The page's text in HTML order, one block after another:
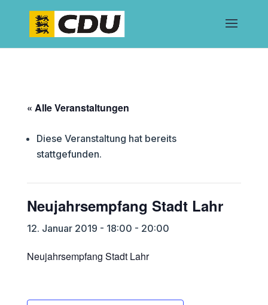
« Alle Veranstaltungen
Diese Veranstaltung hat bereits
stattgefunden.
Neujahrsempfang Stadt Lahr
12. Januar 2019 - 18:00 - 20:00
Neujahrsempfang Stadt Lahr